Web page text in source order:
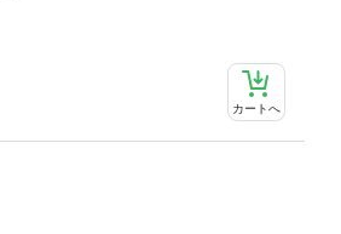
カートへ